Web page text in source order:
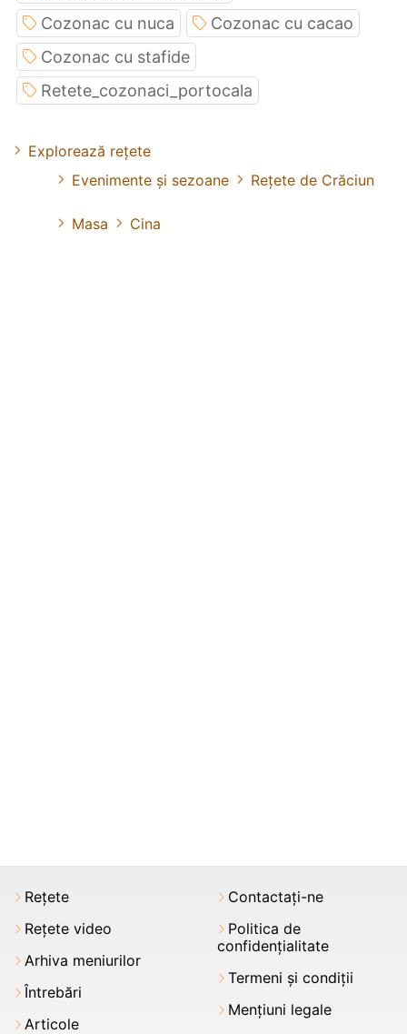
Cozonac cu nuca
Cozonac cu cacao
Cozonac cu stafide
Retete_cozonaci_portocala
Explorează rețete
Evenimente și sezoane
Rețete de Crăciun
Masa Cina
Rețete
Rețete video
Arhiva meniurilor
Întrebări
Articole
Contactați-ne
Politica de
confidențialitate
Termeni şi condiții
Mențiuni legale